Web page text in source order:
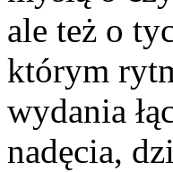
ale też o
którym
wydania
nadęcia,